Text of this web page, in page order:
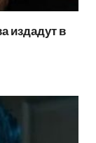
издадут в